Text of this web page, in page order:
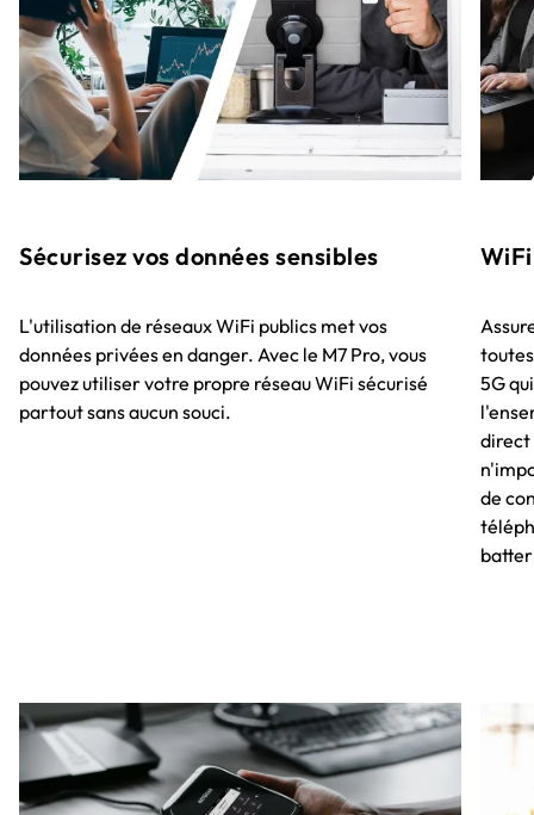
Sécurisez vos données sensibles
L'utilisation de réseaux WiFi publics met vos
données privées en danger. Avec le M7 Pro, vous
pouvez utiliser votre propre réseau WiFi sécurisé
partout sans aucun souci.
5G
direct
de